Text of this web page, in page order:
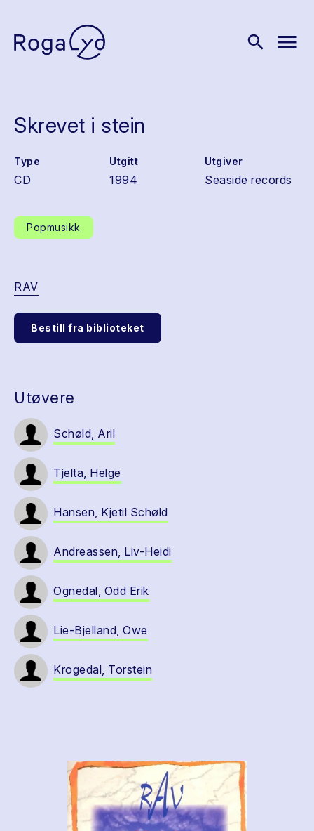
search menu
Skrevet i stein
Type
CD
Utgitt
1994
Utgiver
Seaside records
Popmusikk
RAV
Bestill fra biblioteket
Utøvere
Schøld, Aril
Tjelta, Helge
Hansen, Kjetil Schøld
Andreassen, Liv-Heidi
Ognedal, Odd Erik
Lie-Bjelland, Owe
Krogedal, Torstein